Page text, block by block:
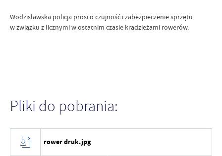
Wodzisławska policja prosi o czujność i zabezpieczenie sprzętu
w związku z licznymi w ostatnim czasie kradzieżami rowerów.
Pliki do pobrania:
rower druk.jpg